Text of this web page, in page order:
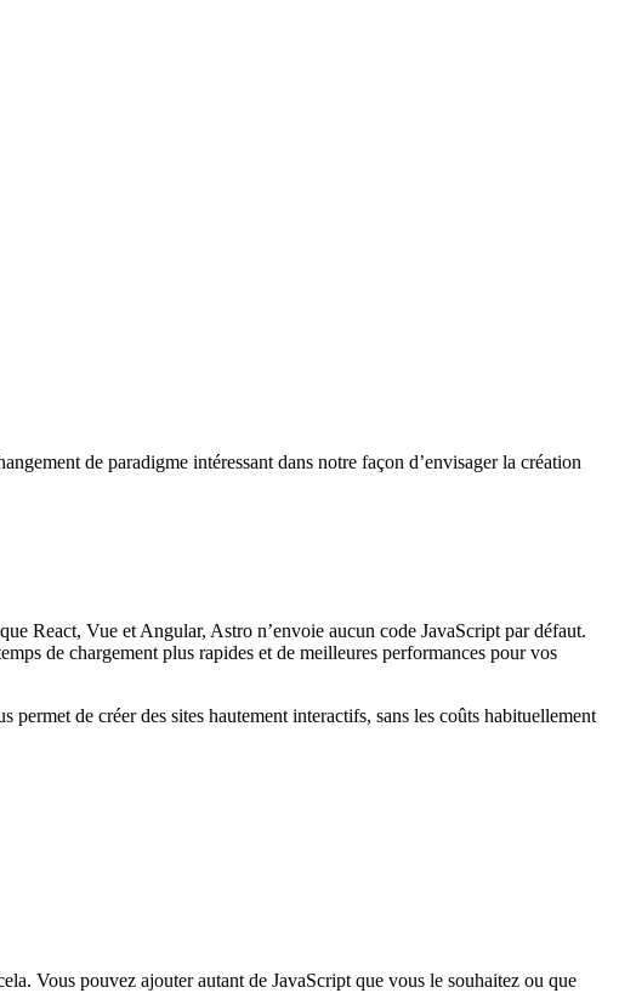
de paradigme intéressant dans notre façon d’envisager la création
React, Vue et Angular, Astro n’envoie aucun code JavaScript par défaut.
de chargement plus rapides et de meilleures performances pour vos
de créer des sites hautement interactifs, sans les coûts habituellement
Vous pouvez ajouter autant de JavaScript que vous le souhaitez ou que